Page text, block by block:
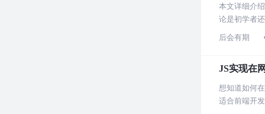
本文详细介
论是初学者
后会有期
JS实现在
想知道如何
适合前端开